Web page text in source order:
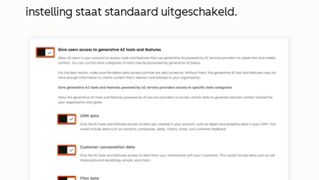
instelling staat standaard uitgeschakeld.